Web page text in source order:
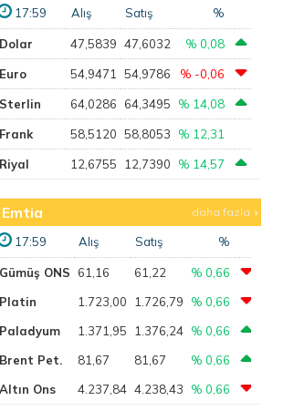
17:59 Alış Satış %
Dolar 47,5839 47,6032 % 0,08
Euro 54,9471 54,9786 % -0,06
Sterlin 64,0286 64,3495 % 14,08
Frank 58,5120 58,8053 % 12,31
Riyal 12,6755 12,7390 % 14,57
Emtia daha fazla
17:59 Alış Satış %
Gümüş ONS 61,16 61,22
% 0,66
Platin
1.723,00 1.726,79
% 0,66
Paladyum
1.371,95 1.376,24 % 0,66
Brent Pet.
81,67 81,67
% 0,66
Altın Ons
4.237,84 4.238,43 % 0,66